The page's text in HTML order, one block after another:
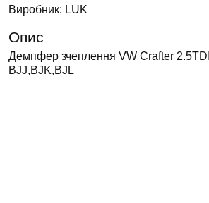
Виробник: LUK
Опис
Демпфер зчеплення VW Crafter
BJJ,BJK,BJL